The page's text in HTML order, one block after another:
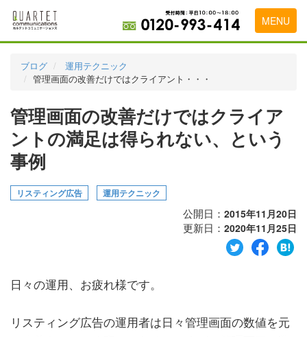
MENU
料金表
実績・お客様の声
初めて導入をお考えの方
代理店の乗り換えをお考えの方
広告代理店・HP制作会社様へ
お問い合わせ
ブログ
運用テクニック
管理画面の改善だけではクライアント・・・
管理画面の改善だけではクライア
ントの満足は得られない、という
事例
リスティング広告 運用テクニック
公開日： 2015年11月20日
更新日： 2020年11月25日
日々の運用、お疲れ様です。
リスティング広告の運用者は日々管理画面の数値を元